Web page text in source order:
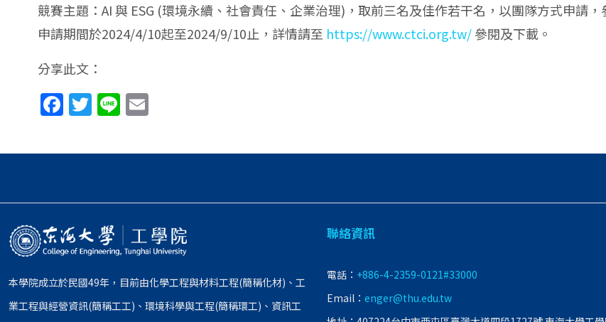
競賽主題：AI 與 ESG (環境永續、社會責任、企業治理)，取前三名及佳作若干名，以團隊方式申請
申請期間於2024/4/10起至2024/9/10止，詳情請至 https://www.ctci.org.tw/參閱及下載。
分享此文：
Facebook
Twitter
Line
本學院成立於民國49年，目前由化學工程與材料工程(簡稱化材)、工
業工程與經營資訊(簡稱工工)、環境科學與工程(簡稱環工)、資訊工
聯絡資訊
電話： +886-4-2359-0121#33000
Email： enger@thu.edu.tw